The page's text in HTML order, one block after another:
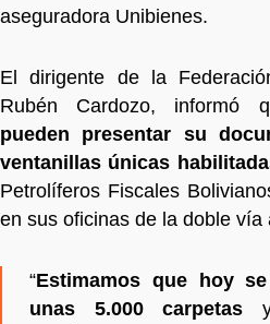
aseguradora Unibienes.
El dirigente de la
Rubén Cardozo, informó
pueden presentar su
ventanillas únicas
Petrolíferos Fiscales
en sus oficinas de la doble vía
“Estimamos que hoy
unas 5.000 carpetas